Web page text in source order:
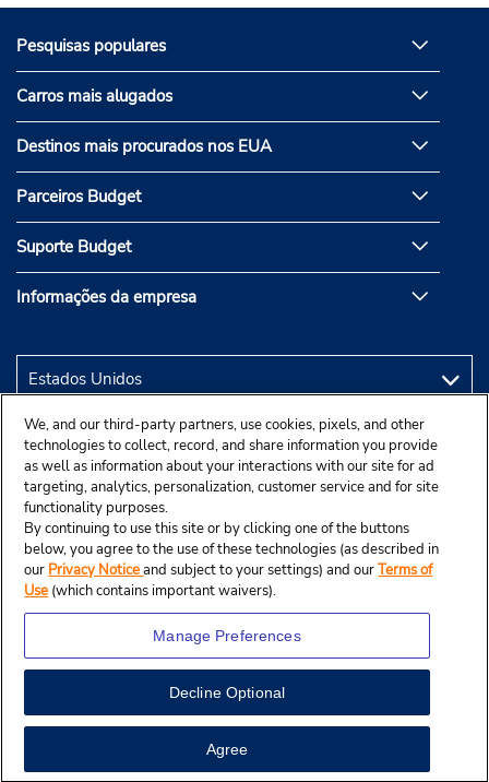
Pesquisas populares
Carros mais alugados
Destinos mais procurados nos EUA
Parceiros Budget
Suporte Budget
Informações da empresa
© 2025 Budget Rent A Car System, Inc.
We, and our third-party partners, use cookies, pixels, and other
technologies to collect, record, and share information you provide
as well as information about your interactions with our site for ad
targeting, analytics, personalization, customer service and for site
functionality purposes.
By continuing to use this site or by clicking one of the buttons
below, you agree to the use of these technologies (as described in
our Privacy Noticeand subject to your settings) and ourTerms of
Use (which contains important waivers).
Manage Preferences
Decline Optional
Agree